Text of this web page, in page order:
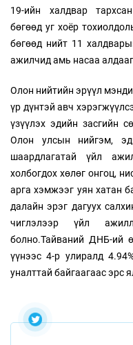
19-ийн халдвар
бөгөөд уг хоёр
бөгөөд нийт 11
ажилчид амь насаа
Олон нийтийн эрүүл
үр дүнтэй авч
үзүүлэх эдийн засгийн
Олон улсын нийгэм,
шаардлагатай үйл
холбогдох хөлөг онгоц,
арга хэмжээг уян хатан
далайн эрэг дагуух
чиглэлээр үйл
болно.Тайваний ДНБ-ий
үүнээс 4-р улиралд
уналттай байгаагаас эрс